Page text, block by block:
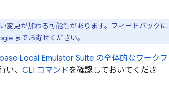
変更が加わる可能性があります。フィードバックに
までお寄せください。
Local Emulator Suite の全体的なワークフ
い、 CLI コマンドを確認しておいてくださ